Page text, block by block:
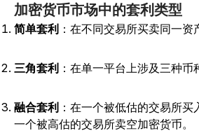
加密货币市场中的套利类型
简单套利 ：在不同交易所买卖同一资
三角套利 ：在单一平台上涉及三种币
融合套利 ：在一个被低估的交易所
一个被高估的交易所卖空加密货币。